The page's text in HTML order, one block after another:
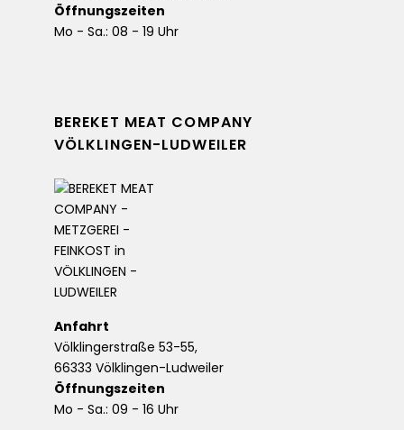
Öffnungszeiten
Mo - Sa.: 08 - 19 Uhr
BEREKET MEAT COMPANY
VÖLKLINGEN-LUDWEILER
Anfahrt
Völklingerstraße 53-55,
66333 Völklingen-Ludweiler
Öffnungszeiten
Mo - Sa.: 09 - 16 Uhr